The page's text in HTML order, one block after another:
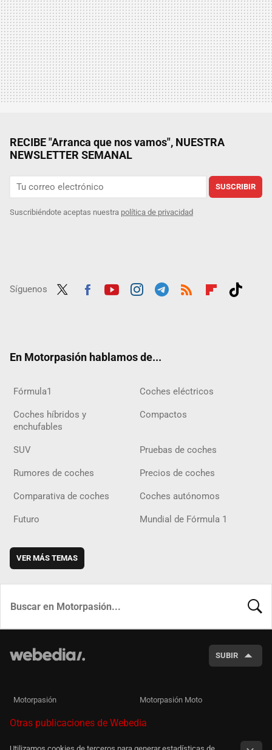
RECIBE "Arranca que nos vamos", NUESTRA
NEWSLETTER SEMANAL
SUSCRIBIR
Suscribiéndote aceptas nuestra política de privacidad
Síguenos
En Motorpasión hablamos de...
Fórmula1 Coches eléctricos
Coches híbridos y
enchufables
Compactos
SUV Pruebas de coches
Rumores de coches Precios de coches
Comparativa de coches Coches autónomos
Futuro Mundial de Fórmula 1
VER MÁS TEMAS
SUBIR
Motorpasión Motorpasión Moto
Otras publicaciones de Webedia